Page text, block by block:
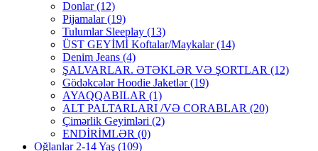
Donlar(12)
Pijamalar(19)
Tulumlar Sleeplay (13)
ÜST GEYİMİ Koftalar/Maykalar(14)
Denim Jeans (4)
ŞALVARLAR. ƏTƏKLƏR VƏ ŞORTLAR (12)
Gödəkcələr Hoodie Jaketlər(19)
AYAQQABILAR (1)
ALT PALTARLARI /VƏ CORABLAR (20)
Çimərlik Geyimləri (2)
ENDİRİMLƏR (0)
Oğlanlar 2-14 Yaş (109)